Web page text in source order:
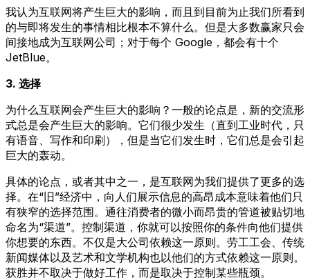
我认为互联网将产生巨大的影响，而且到目前为止我们所看到
的与即将发生的事情相比根本不算什么。但是大多数赢家只会
间接地成为互联网公司；对于每个 Google，都会有十个
JetBlue。
3. 选择
为什么互联网会产生巨大的影响？一般的论点是，新的交流形
式总是会产生巨大的影响。它们很少发生（直到工业时代，只
有语音、写作和印刷），但是当它们发生时，它们总是会引起
巨大的轰动。
具体的论点，或者其中之一，是互联网为我们提供了更多的选
择。在“旧”经济中，向人们展示信息的高昂成本意味着他们只
有狭窄的选择范围。通往消费者的微小而昂贵的管道被贴切地
命名为“渠道”。控制渠道，你就可以按照你的条件向他们提供
你想要的东西。不仅是大公司依赖这一原则。劳工工会、传统
新闻媒体以及艺术和文学机构也以他们的方式依赖这一原则。
获胜并不取决于做好工作，而是取决于控制某些瓶颈。